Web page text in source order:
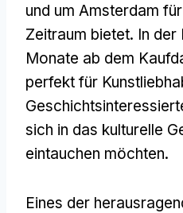
und um Amsterdam
Zeitraum bietet. In der
Monate ab dem
perfekt für
sich in das kulturelle
eintauchen möchten.
Eines der